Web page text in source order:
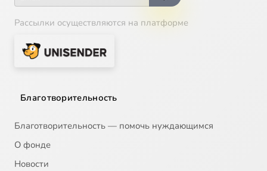
Рассылки осуществляются на платформе
Благотворительность
Благотворительность — помочь нуждающимся
О фонде
Новости